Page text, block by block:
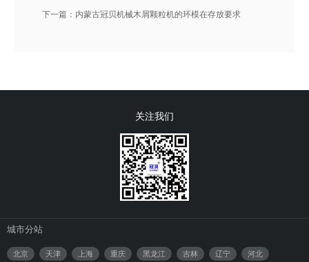
下一篇： 内蒙古冠贝机械木屑颗粒机的环模在存放要求
关注我们
城市分站
北京 天津 上海 重庆 黑龙江 吉林 辽宁 河北